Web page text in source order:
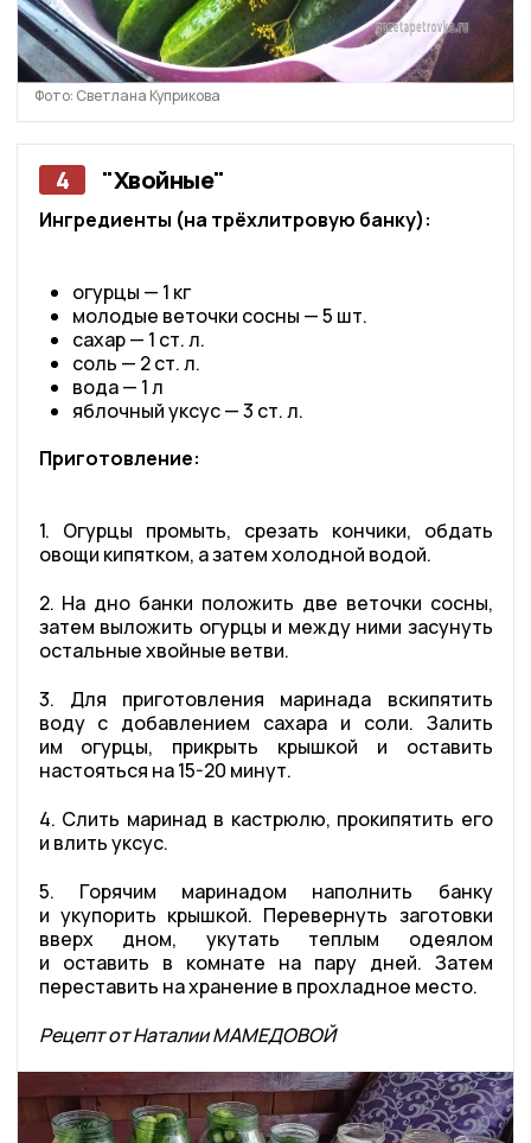
Фото: Светлана Куприкова
4 "Хвойные"
Ингредиенты (на трёхлитровую банку):
огурцы — 1 кг
молодые веточки сосны — 5 шт.
сахар — 1 ст. л.
соль — 2 ст. л.
вода — 1 л
яблочный уксус — 3 ст. л.
Приготовление:
1. Огурцы промыть, срезать кончики, обдать
овощи кипятком, а затем холодной водой.
2. На дно банки положить две веточки сосны,
затем выложить огурцы и между ними засунуть
остальные хвойные ветви.
3. Для приготовления маринада вскипятить
воду с добавлением сахара и соли. Залить
им огурцы, прикрыть крышкой и оставить
настояться на 15-20 минут.
4. Слить маринад в кастрюлю, прокипятить его
и влить уксус.
5. Горячим маринадом наполнить банку
и укупорить крышкой. Перевернуть заготовки
вверх дном, укутать теплым одеялом
и оставить в комнате на пару дней. Затем
переставить на хранение в прохладное место.
Рецепт от Наталии МАМЕДОВОЙ